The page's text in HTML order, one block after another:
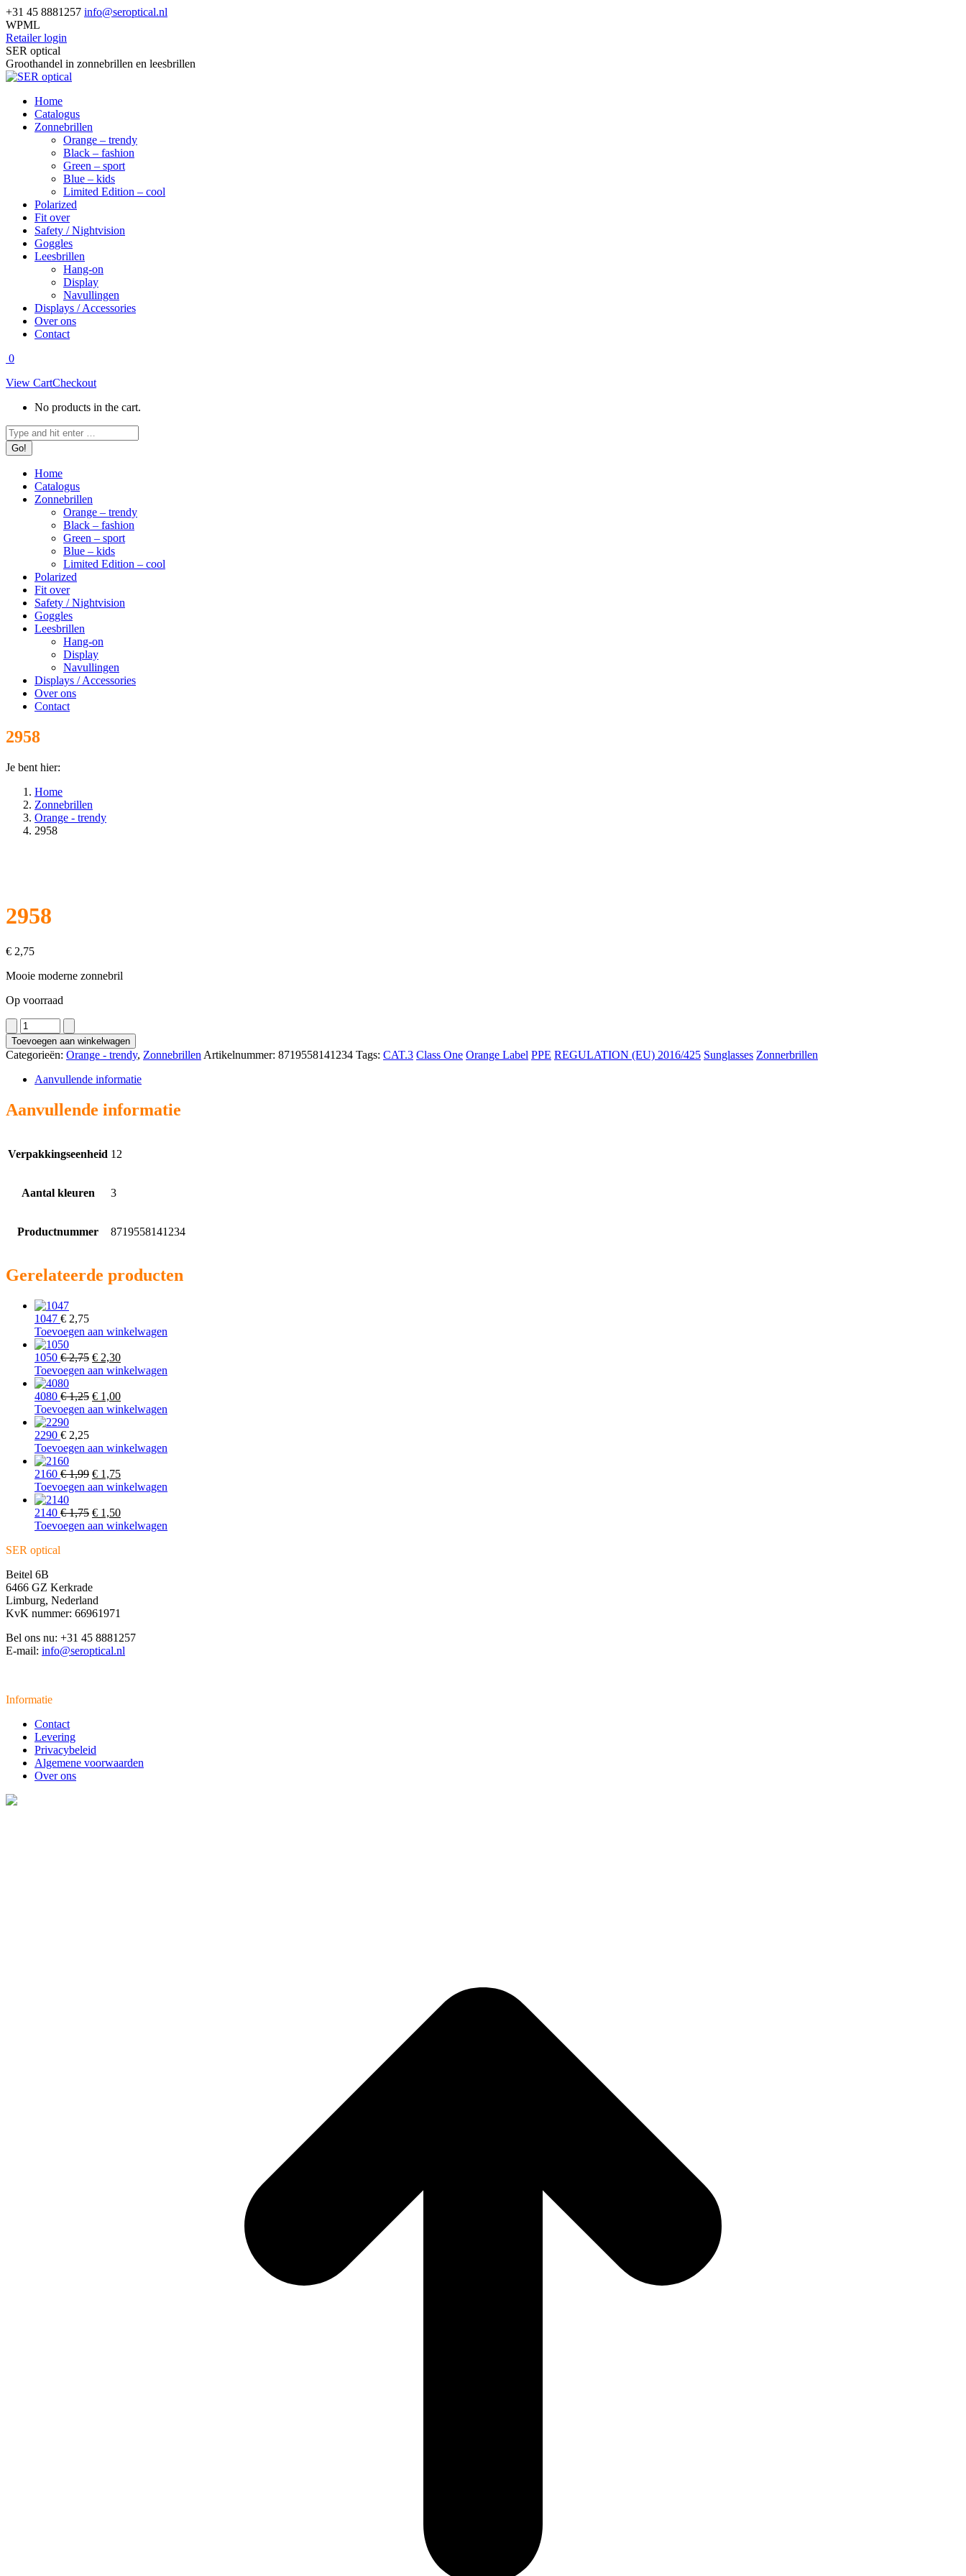
Skip
to
content
+31 45 8881257 info@seroptical.nl
WPML
Retailer login
Facebook
page
opens
new
window
SER optical
Groothandel in zonnebrillen en leesbrillen
Home
Catalogus
Zonnebrillen
Orange – trendy
Black – fashion
Green – sport
Blue – kids
Limited Edition – cool
Polarized
Fit over
Safety / Nightvision
Goggles
Leesbrillen
Hang-on
Display
Navullingen
Displays / Accessories
Over ons
Contact
0
View CartCheckout
No products in the cart.
Search:
Home
Catalogus
Zonnebrillen
Orange – trendy
Black – fashion
Green – sport
Blue – kids
Limited Edition – cool
Polarized
Fit over
Safety / Nightvision
Goggles
Leesbrillen
Hang-on
Display
Navullingen
Displays / Accessories
Over ons
Contact
2958
Je bent hier:
Home
Zonnebrillen
Orange - trendy
2958
2958
€ 2,75
Mooie moderne zonnebril
Op voorraad
2958
aantal
Toevoegen aan winkelwagen
Categorieën: Orange - trendy, Zonnebrillen Artikelnummer: 8719558141234 Tags: CAT.3 Class One Orange Label PPE REGULATION (EU) 2016/425 Sunglasses Zonnerbrillen
Aanvullende informatie
Aanvullende informatie
Verpakkingseenheid 12
Aantal kleuren 3
Productnummer 8719558141234
Gerelateerde producten
1047 € 2,75
Toevoegen aan winkelwagen
1050 €2,75 Oorspronkelijke
prijs
€ 2,75.
€ 2,30Huidige
prijs
€ 2,30.
Toevoegen aan winkelwagen
4080 €1,25 Oorspronkelijke
prijs
€ 1,00Huidige
prijs
Toevoegen aan winkelwagen
2290 € 2,25
Toevoegen aan winkelwagen
2160 €1,99 Oorspronkelijke
prijs
€ 1,99.
€ 1,75Huidige
prijs
€ 1,75.
Toevoegen aan winkelwagen
2140 €1,75 Oorspronkelijke
prijs
€ 1,50Huidige
prijs
Toevoegen aan winkelwagen
SER optical
Beitel 6B
6466 GZ Kerkrade
Limburg, Nederland
KvK nummer: 66961971
Bel ons nu: +31 45 8881257
E-mail: info@seroptical.nl
Informatie
Contact
Levering
Privacybeleid
Algemene voorwaarden
Over ons